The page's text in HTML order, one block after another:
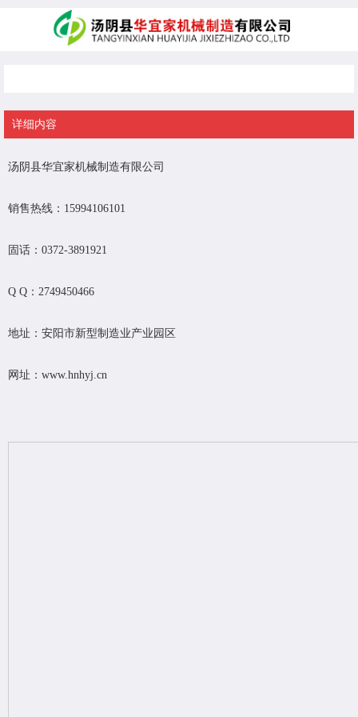
详细内容
汤阴县华宜家机械制造有限公司
销售热线：15994106101
固话：0372-3891921
Q Q：2749450466
地址：安阳市新型制造业产业园区
网址： www.hnhyj.cn